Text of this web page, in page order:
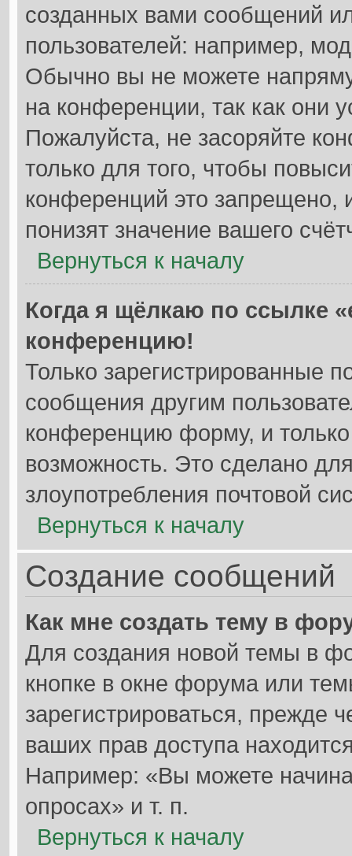
созданных вами сообщений
пользователей: например,
Обычно вы не можете
на конференции, так как они
Пожалуйста, не засоряйте
только для того, чтобы
конференций это запрещено,
понизят значение вашего
Вернуться к началу
Когда я щёлкаю по ссылке
конференцию!
Только зарегистрированные
сообщения другим
конференцию форму, и
возможность. Это сделано
злоупотребления почтовой
Вернуться к началу
Создание сообщений
Как мне создать тему в
Для создания новой темы в
кнопке в окне форума или
зарегистрироваться, прежде
ваших прав доступа
Например: «Вы можете
опросах» и т. п.
Вернуться к началу